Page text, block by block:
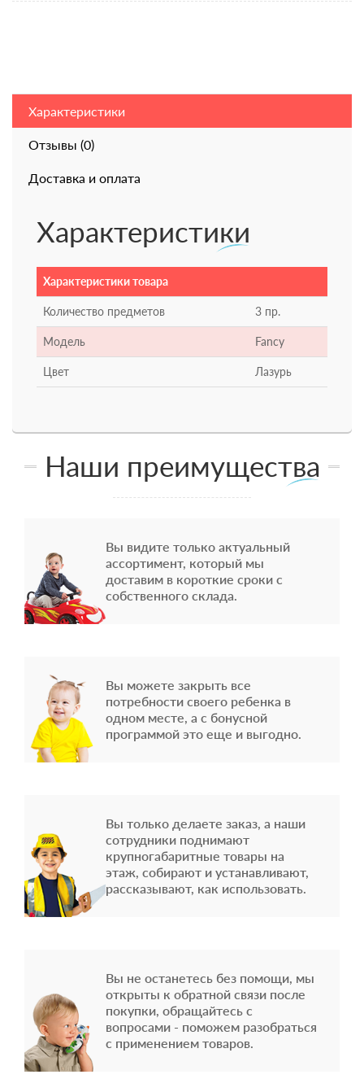
Характеристики
Отзывы (0)
Доставка и оплата
Характеристики
Характеристики товара
Количество предметов 3 пр.
Модель Fancy
Цвет Лазурь
Наши преимущества
Вы видите только актуальный
ассортимент, который мы
доставим в короткие сроки с
собственного склада.
Вы можете закрыть все
потребности своего ребенка в
одном месте, а с бонусной
программой это еще и выгодно.
Вы только делаете заказ, а наши
сотрудники поднимают
крупногабаритные товары на
этаж, собирают и устанавливают,
рассказывают, как использовать.
Вы не останетесь без помощи, мы
открыты к обратной связи после
покупки, обращайтесь с
вопросами - поможем разобраться
с применением товаров.